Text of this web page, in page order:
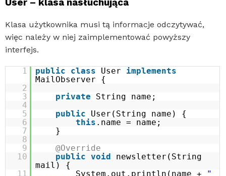
User – klasa nasłuchująca
Klasa użytkownika musi tą informacje odczytywać,
więc należy w niej zaimplementować powyższy
interfejs.
1 public class User implements
MailObserver {
2
3
private
String name;
4
5
public
User(String name) {
6
this .name = name;
7
}
8
9
@Override
10
public void
newsletter(String
mail) {
11
System.out.println(name +
"